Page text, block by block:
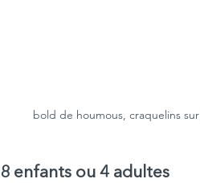
bold de houmous, craquelins
enfants ou 4 adultes